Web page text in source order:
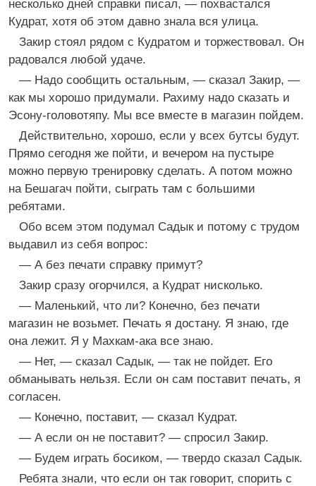
несколько дней справки писал, — похвастался
Кудрат, хотя об этом давно знала вся улица.
Закир стоял рядом с Кудратом и торжествовал. Он
радовался любой удаче.
— Надо сообщить остальным, — сказал Закир, —
как мы хорошо придумали. Рахиму надо сказать и
Эсону-головотяпу. Мы все вместе в магазин пойдем.
Действительно, хорошо, если у всех бутсы будут.
Прямо сегодня же пойти, и вечером на пустыре
можно первую тренировку сделать. А потом можно
на Бешагач пойти, сыграть там с большими
ребятами.
Обо всем этом подумал Садык и потому с трудом
выдавил из себя вопрос:
— А без печати справку примут?
Закир сразу огорчился, а Кудрат нисколько.
— Маленький, что ли? Конечно, без печати
магазин не возьмет. Печать я достану. Я знаю, где
она лежит. Я у Махкам-ака все знаю.
— Нет, — сказал Садык, — так не пойдет. Его
обманывать нельзя. Если он сам поставит печать, я
согласен.
— Конечно, поставит, — сказал Кудрат.
— А если он не поставит? — спросил Закир.
— Будем играть босиком, — твердо сказал Садык.
Ребята знали, что если он так говорит, спорить с